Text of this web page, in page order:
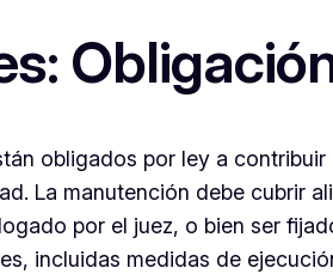
obligados por ley a
La manutención debe cubrir
por el juez, o bien ser
incluidas medidas de